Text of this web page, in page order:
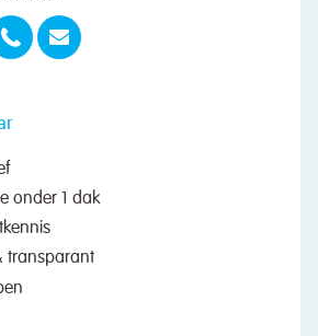
onder 1 dak
transparant